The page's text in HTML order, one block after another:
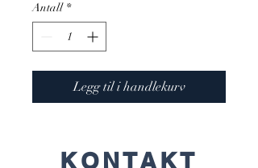
Antall *
Legg til i handlekurv
KONTAKT